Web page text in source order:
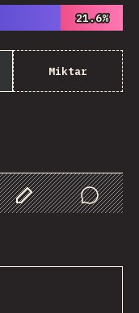
21.6%
21.6%
Miktar
Customize Data
Comments